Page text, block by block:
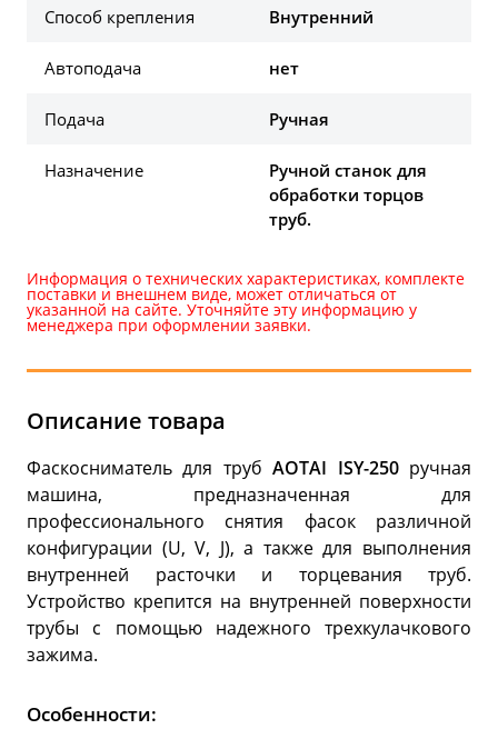
Способ крепления Внутренний
Автоподача нет
Подача Ручная
Назначение
Ручной станок для
обработки торцов
труб.
Информация о технических характеристиках, комплекте
поставки и внешнем виде, может отличаться от
указанной на сайте. Уточняйте эту информацию у
менеджера при оформлении заявки.
Описание товара
Фаскосниматель для трубAOTAI ISY-250ручная
машина, предназначенная для
профессионального снятия фасок различной
конфигурации (U, V, J), а также для выполнения
внутренней расточки и торцевания труб.
Устройство крепится на внутренней поверхности
трубы с помощью надежного трехкулачкового
зажима.
Особенности: